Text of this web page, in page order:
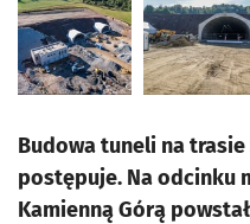
Budowa tuneli na trasie
postępuje. Na odcinku
Kamienną Górą